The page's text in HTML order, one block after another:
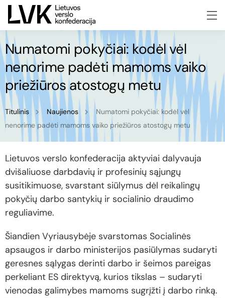
Numatomi pokyčiai: kodėl vėl
nenorime padėti mamoms vaiko
priežiūros atostogų metu
Titulinis Naujienos
Numatomi pokyčiai: kodėl vėl
nenorime padėti mamoms vaiko priežiūros atostogų metu
Lietuvos verslo konfederacija aktyviai dalyvauja
dvišaliuose darbdavių ir profesinių sąjungų
susitikimuose, svarstant siūlymus dėl reikalingų
pokyčių darbo santykių ir socialinio draudimo
reguliavime.
Šiandien Vyriausybėje svarstomas Socialinės
apsaugos ir darbo ministerijos pasiūlymas sudaryti
geresnes sąlygas derinti darbo ir šeimos pareigas
perkeliant ES direktyvą, kurios tikslas – sudaryti
vienodas galimybes mamoms sugrįžti į darbo rinką.